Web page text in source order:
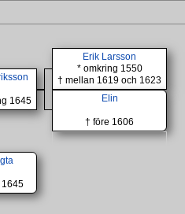
1645
Erik Larsson
* omkring 1550
† mellan 1619 och 1623
Elin
† före 1606
1645